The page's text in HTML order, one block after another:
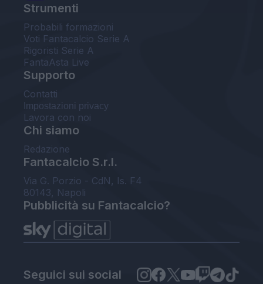
Strumenti
Probabili formazioni
Voti Fantacalcio Serie A
Rigoristi Serie A
FantaAsta Live
Supporto
Contatti
Impostazioni privacy
Lavora con noi
Chi siamo
Redazione
Fantacalcio S.r.l.
Via G. Porzio - CdN, Is. F4
80143, Napoli
Pubblicità su Fantacalcio?
Seguici sui social